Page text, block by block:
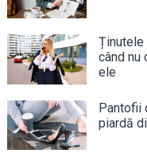
Ținutele
când nu
ele
Pantofii
piardă